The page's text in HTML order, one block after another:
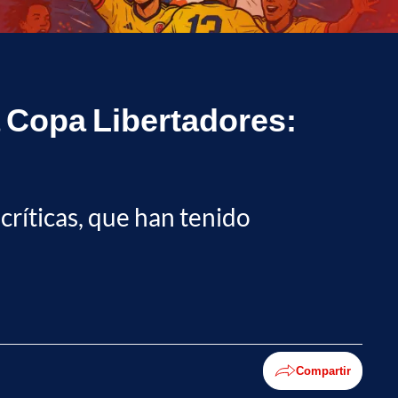
Libertadores:
que han tenido
Compartir